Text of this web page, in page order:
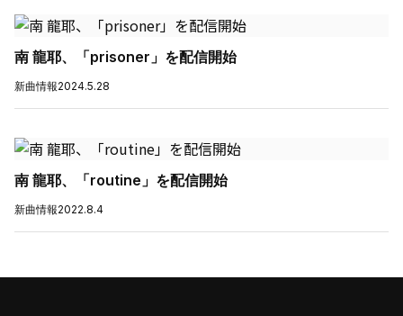
南 龍耶、「prisoner」を配信開始
新曲情報2024.5.28
南 龍耶、「routine」を配信開始
新曲情報2022.8.4